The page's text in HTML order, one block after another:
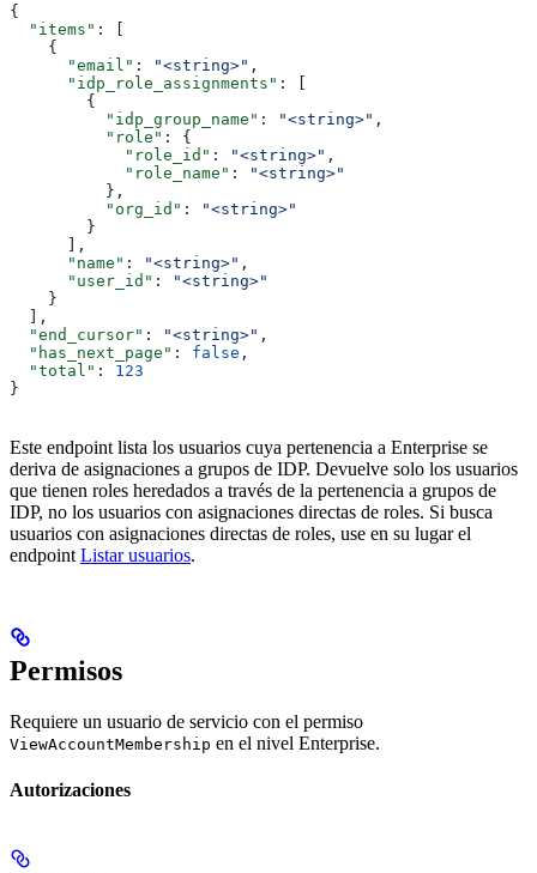
{
  "items"
: [
    {
      "email"
: "<string>" ,
      "idp_role_assignments"
: [
        {
          "idp_group_name"
: "<string>" ,
          "role"
: {
            "role_id"
: "<string>" ,
            "role_name"
:
"<string>"
          },
          "org_id"
:
"<string>"
        }
      ],
      "name"
: "<string>" ,
      "user_id"
:
"<string>"
    }
  ],
  "end_cursor"
: "<string>" ,
  "has_next_page"
: false ,
  "total"
: 123
}
Este endpoint lista los usuarios cuya pertenencia a Enterprise se
deriva de asignaciones a grupos de IDP. Devuelve solo los usuarios
que tienen roles heredados a través de la pertenencia a grupos de
IDP, no los usuarios con asignaciones directas de roles. Si busca
usuarios con asignaciones directas de roles, use en su lugar el
endpoint Listar usuarios.
Permisos
Requiere un usuario de servicio con el permiso
ViewAccountMembership en el nivel Enterprise.
Autorizaciones